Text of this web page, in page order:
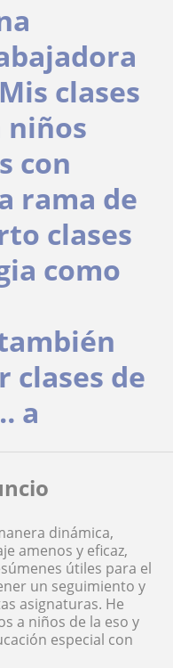
clases
niños
con
rama de
clases
como
clases de
a
dinámica,
amenos y eficaz,
útiles para el
un seguimiento y
asignaturas. He
a niños de la eso y
especial con